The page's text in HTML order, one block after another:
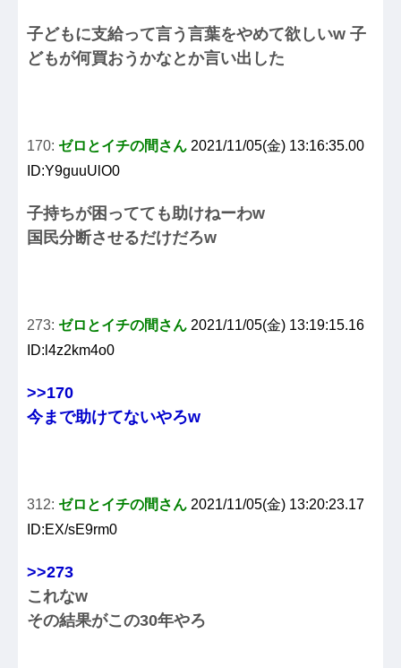
子どもに支給って言う言葉をやめて欲しいw 子
どもが何買おうかなとか言い出した
170: ゼロとイチの間さん 2021/11/05(金) 13:16:35.00
ID:Y9guuUlO0
子持ちが困ってても助けねーわw
国民分断させるだけだろw
273: ゼロとイチの間さん 2021/11/05(金) 13:19:15.16
ID:l4z2km4o0
>>170
今まで助けてないやろw
312: ゼロとイチの間さん 2021/11/05(金) 13:20:23.17
ID:EX/sE9rm0
>>273
これなw
その結果がこの30年やろ